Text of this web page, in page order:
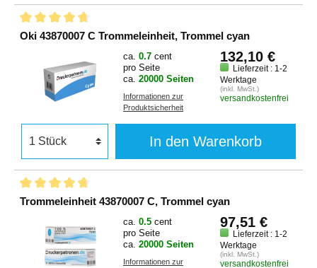
Oki 43870007 C Trommeleinheit, Trommel cyan
ca. 0.7 cent
pro Seite
ca. 20000 Seiten
Informationen zur
Produktsicherheit
132,10 €
Lieferzeit : 1-2
Werktage
(inkl. MwSt.)
versandkostenfrei
In den Warenkorb
Trommeleinheit 43870007 C, Trommel cyan
ca. 0.5 cent
pro Seite
ca. 20000 Seiten
Informationen zur
97,51 €
Lieferzeit : 1-2
Werktage
(inkl. MwSt.)
versandkostenfrei